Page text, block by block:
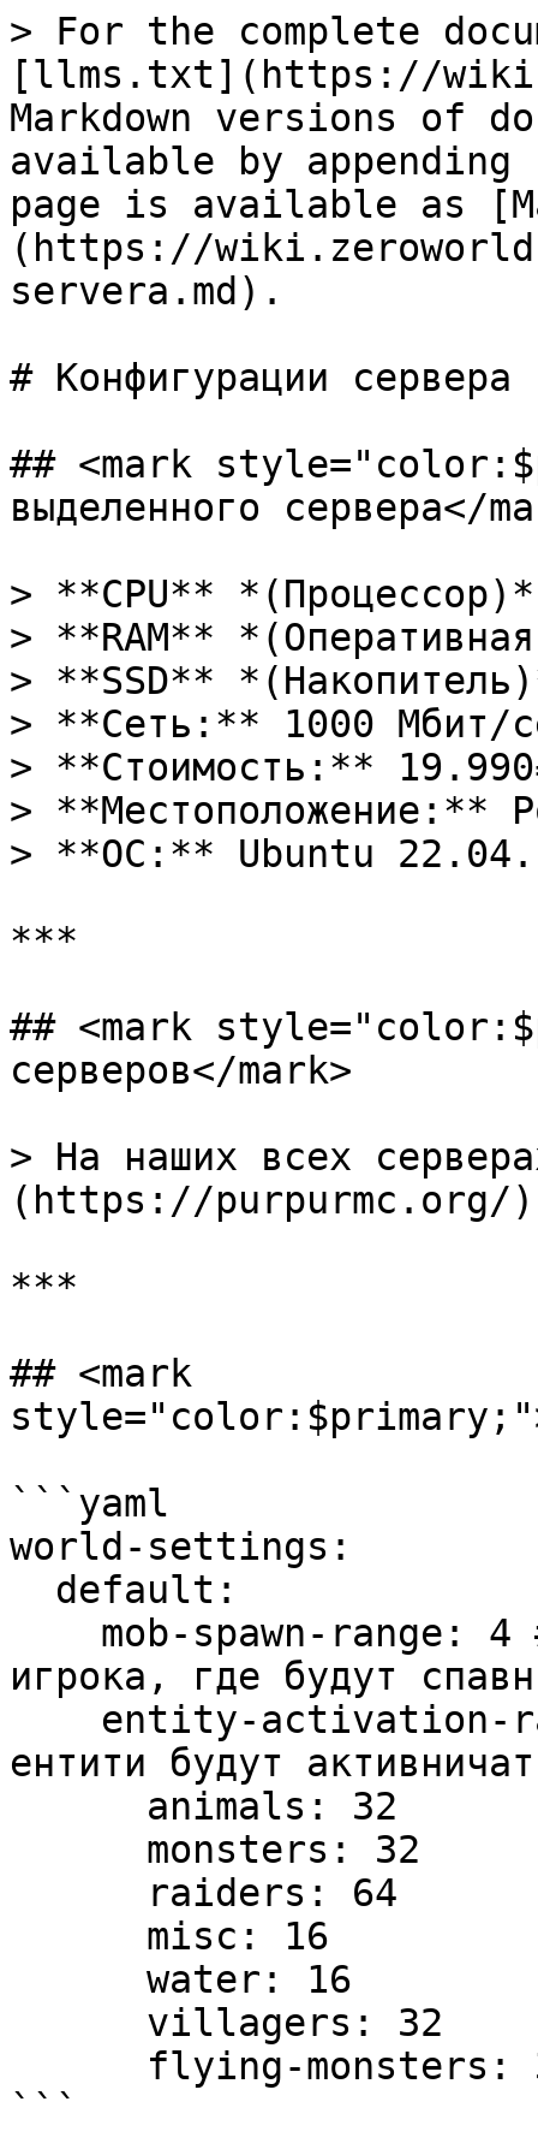
> For the complete
[llms.txt](https://
Markdown versions of
available by
page is available as
(https://
servera.md).
# Конфигурации сервера
## <mark
выделенного сервера</
> **CPU**
> **RAM**
> **SSD**
> **Сеть:** 1000 Мбит/
> **Стоимость:**
> **Местоположение:**
> **ОС:** Ubuntu
***
## <mark
серверов</mark>
> На наших всех
(https://purpurmc.org/
***
## <mark
```yaml
world-settings:
игрока, где будут
ентити будут